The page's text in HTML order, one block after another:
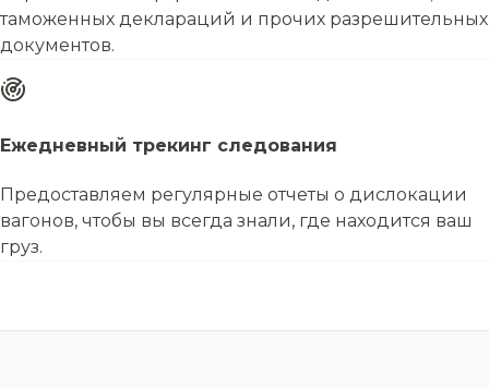
таможенных деклараций и прочих разрешительных
документов.
Ежедневный трекинг следования
Предоставляем регулярные отчеты о дислокации
вагонов, чтобы вы всегда знали, где находится ваш
груз.